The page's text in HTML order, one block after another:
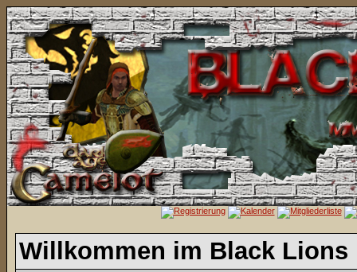
Willkommen im Black Lions